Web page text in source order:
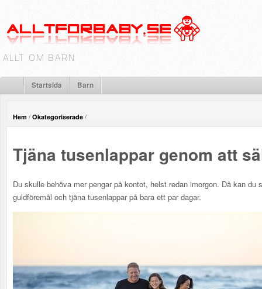
ALLT OM BARN
Startsida Barn
Hem / Okategoriserade /
Tjäna tusenlappar genom att
Du skulle behöva mer pengar på kontot, helst redan imorgon. Då kan du
guldföremål och tjäna tusenlappar på bara ett par dagar.